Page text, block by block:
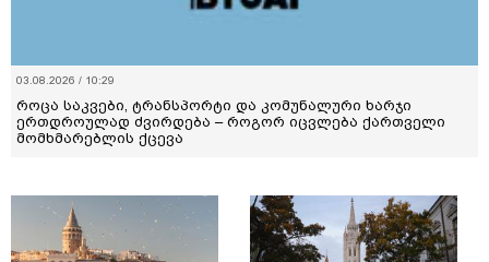
03.08.2026 / 10:29
როცა საკვები, ტრანსპორტი და კომუნალური ხარჯი
ერთდროულად ძვირდება – როგორ იცვლება ქართველი
მომხმარებლის ქცევა